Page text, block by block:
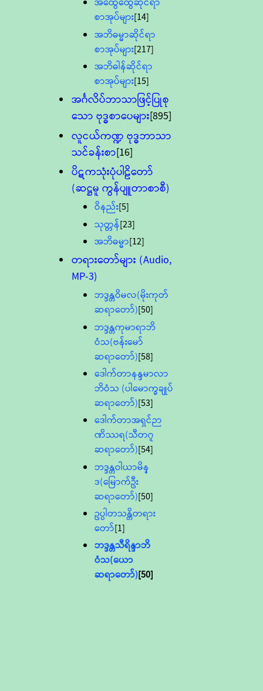
စာအုပ်များ[14]
အဘိဓမ္မာဆိုင်ရာ
စာအုပ်များ[217]
အဘိဓါန်ဆိုင်ရာ
စာအုပ်များ[15]
အင်္ဂလိပ်ဘာသာဖြင့်ပြုစု
သော ဗုဒ္ဓစာပေများ[895]
လူငယ်ကဏ္ဍ ဗုဒ္ဓဘာသာ
သင်ခန်းစာ[16]
ပိဋကသုံးပုံပါဠိတော်
(ဆဋ္ဌမူ ကွန်ပျူတာစာစီ)
ဝိနည်း[5]
သုတ္တန်[23]
အဘိဓမ္မာ[12]
တရားတော်များ (Audio,
MP-3)
ဘဒ္ဒန္တဝိမလ(မိုးကုတ်
ဆရာတော်)[50]
ဘဒ္ဒန္တကုမာရာဘိ
ဝံသ(ဗန်းမော်
ဆရာတော်)[58]
ဒေါက်တာနန္ဒမာလာ
ဘိဝံသ (ပါမောက္ခချုပ်
ဆရာတော်)[53]
ဒေါက်တာအရှင်ဉာ
ဏိဿရ(သီတဂူ
ဆရာတော်)[54]
ဘဒ္ဒန္တဝါယာမိန္
ဒ(မြောက်ဦး
ဆရာတော်)[50]
ဥပ္ပါတသန္တိတရား
တော်[1]
ဘဒ္ဒန္တသီရိန္ဒာဘိ
ဝံသ(ယော
ဆရာတော်)[50]